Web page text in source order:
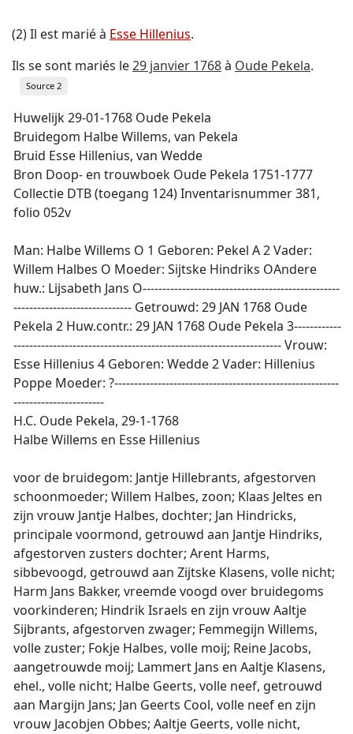
(2) Il est marié à Esse Hillenius.
Ils se sont mariés le29 janvier 1768à Oude Pekela.
Source 2
Huwelijk 29-01-1768 Oude Pekela
Bruidegom Halbe Willems, van Pekela
Bruid Esse Hillenius, van Wedde
Bron Doop- en trouwboek Oude Pekela 1751-1777
Collectie DTB (toegang 124) Inventarisnummer 381,
folio 052v
Man: Halbe Willems O 1 Geboren: Pekel A 2 Vader:
Willem Halbes O Moeder: Sijtske Hindriks OAndere
huw.: Lijsabeth Jans O--------------------------------------------------
------------------------------ Getrouwd: 29 JAN 1768 Oude
Pekela 2 Huw.contr.: 29 JAN 1768 Oude Pekela 3------------
-------------------------------------------------------------------- Vrouw:
Esse Hillenius 4 Geboren: Wedde 2 Vader: Hillenius
Poppe Moeder: ?---------------------------------------------------------
-----------------------
H.C. Oude Pekela, 29-1-1768
Halbe Willems en Esse Hillenius
voor de bruidegom: Jantje Hillebrants, afgestorven
schoonmoeder; Willem Halbes, zoon; Klaas Jeltes en
zijn vrouw Jantje Halbes, dochter; Jan Hindricks,
principale voormond, getrouwd aan Jantje Hindriks,
afgestorven zusters dochter; Arent Harms,
sibbevoogd, getrouwd aan Zijtske Klasens, volle nicht;
Harm Jans Bakker, vreemde voogd over bruidegoms
voorkinderen; Hindrik Israels en zijn vrouw Aaltje
Sijbrants, afgestorven zwager; Femmegijn Willems,
volle zuster; Fokje Halbes, volle moij; Reine Jacobs,
aangetrouwde moij; Lammert Jans en Aaltje Klasens,
ehel., volle nicht; Halbe Geerts, volle neef, getrouwd
aan Margijn Jans; Jan Geerts Cool, volle neef en zijn
vrouw Jacobjen Obbes; Aaltje Geerts, volle nicht,